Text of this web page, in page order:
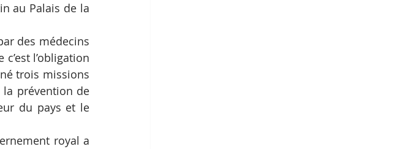
au Palais de la
des médecins
l’obligation
trois missions
la prévention de
du pays et le
royal a